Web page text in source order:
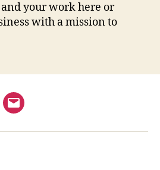
your work here or
with a mission to
Email